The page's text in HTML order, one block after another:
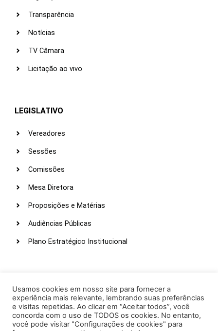
Transparência
Notícias
TV Câmara
Licitação ao vivo
LEGISLATIVO
Vereadores
Sessões
Comissões
Mesa Diretora
Proposições e Matérias
Audiências Públicas
Plano Estratégico Institucional
Webmail
Intranet
Administração
Usamos cookies em nosso site para fornecer a
experiência mais relevante, lembrando suas preferências
e visitas repetidas. Ao clicar em “Aceitar todos”, você
concorda com o uso de TODOS os cookies. No entanto,
você pode visitar "Configurações de cookies" para